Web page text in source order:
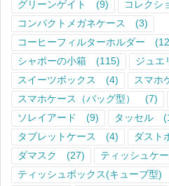
グリーンゲイト
(9) コレクシ
コンパクトメガネケース
(3)
コーヒーフィルターホルダー
シャポーの小箱
(115) ジュエ
スイーツボックス
(4) スマホ
スマホケース（バッグ型）
(7)
ソレイアード
(9) タッセル
タブレットケース
(4) ダスト
ダマスク
(27) ティッシュケ
ティッシュボックス(キューブ型)